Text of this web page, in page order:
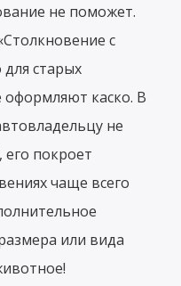
не поможет.
с
старых
каско. В
не
покроет
чаще всего
или вида